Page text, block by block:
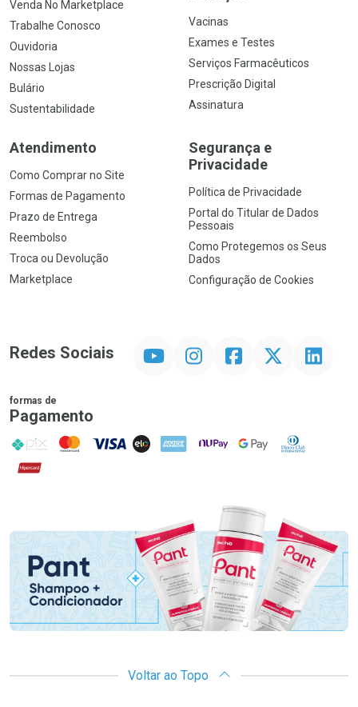
Venda No Marketplace
Trabalhe Conosco
Ouvidoria
Nossas Lojas
Bulário
Sustentabilidade
Vacinas
Exames e Testes
Serviços Farmacêuticos
Prescrição Digital
Assinatura
Atendimento
Como Comprar no Site
Formas de Pagamento
Prazo de Entrega
Reembolso
Troca ou Devolução
Marketplace
Segurança e
Privacidade
Política de Privacidade
Portal do Titular de Dados
Pessoais
Como Protegemos os Seus
Dados
Configuração de Cookies
Redes Sociais InstagramFacebookTwitter Linkedin
formas de
Pagamento
PIX MasterCard
VISA ELO AMEX NuPay Google PayDiners Club
Hipercard
Promoção em Destaque
Voltar ao Topo